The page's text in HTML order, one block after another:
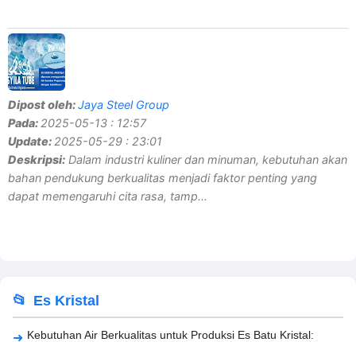
Dipost oleh:Jaya Steel Group
Pada: 2025-05-13 : 12:57
Update: 2025-05-29 : 23:01
Deskripsi: Dalam industri kuliner dan minuman, kebutuhan akan
bahan pendukung berkualitas menjadi faktor penting yang
dapat memengaruhi cita rasa, tamp...
Es Kristal
Kebutuhan Air Berkualitas untuk Produksi Es Batu Kristal: